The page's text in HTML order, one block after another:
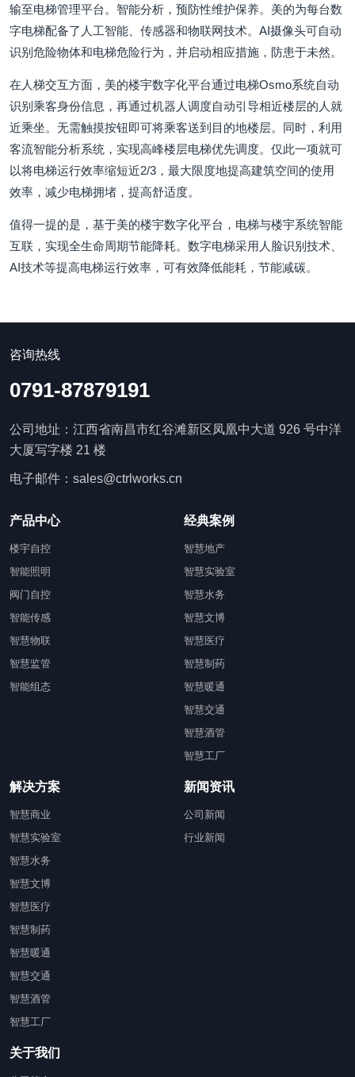
输至电梯管理平台。智能分析，预防性维护保养。美的为每台数
字电梯配备了人工智能、传感器和物联网技术。AI摄像头可自动
识别危险物体和电梯危险行为，并启动相应措施，防患于未然。
在人梯交互方面，美的楼宇数字化平台通过电梯Osmo系统自动
识别乘客身份信息，再通过机器人调度自动引导相近楼层的人就
近乘坐。无需触摸按钮即可将乘客送到目的地楼层。同时，利用
客流智能分析系统，实现高峰楼层电梯优先调度。仅此一项就可
以将电梯运行效率缩短近2/3，最大限度地提高建筑空间的使用
效率，减少电梯拥堵，提高舒适度。
值得一提的是，基于美的楼宇数字化平台，电梯与楼宇系统智能
互联，实现全生命周期节能降耗。数字电梯采用人脸识别技术、
AI技术等提高电梯运行效率，可有效降低能耗，节能减碳。
咨询热线
0791-87879191
公司地址：江西省南昌市红谷滩新区凤凰中大道 926 号中洋
大厦写字楼 21 楼
电子邮件：sales@ctrlworks.cn
产品中心
楼宇自控
智能照明
阀门自控
智能传感
智慧物联
智慧监管
智能组态
经典案例
智慧地产
智慧实验室
智慧水务
智慧文博
智慧医疗
智慧制药
智慧暖通
智慧交通
智慧酒管
智慧工厂
解决方案
智慧商业
智慧实验室
智慧水务
智慧文博
智慧医疗
智慧制药
智慧暖通
智慧交通
智慧酒管
智慧工厂
新闻资讯
公司新闻
行业新闻
关于我们